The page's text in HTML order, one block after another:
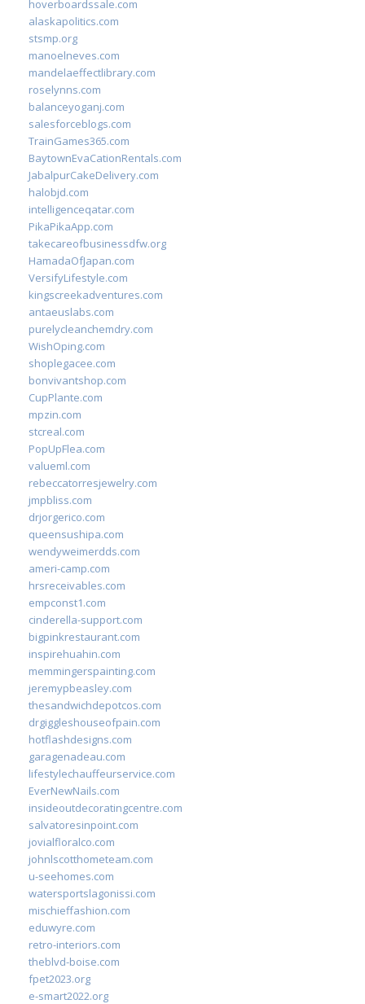
hoverboardssale.com
alaskapolitics.com
stsmp.org
manoelneves.com
mandelaeffectlibrary.com
roselynns.com
balanceyoganj.com
salesforceblogs.com
TrainGames365.com
BaytownEvaCationRentals.com
JabalpurCakeDelivery.com
halobjd.com
intelligenceqatar.com
PikaPikaApp.com
takecareofbusinessdfw.org
HamadaOfJapan.com
VersifyLifestyle.com
kingscreekadventures.com
antaeuslabs.com
purelycleanchemdry.com
WishOping.com
shoplegacee.com
bonvivantshop.com
CupPlante.com
mpzin.com
stcreal.com
PopUpFlea.com
valueml.com
rebeccatorresjewelry.com
jmpbliss.com
drjorgerico.com
queensushipa.com
wendyweimerdds.com
ameri-camp.com
hrsreceivables.com
empconst1.com
cinderella-support.com
bigpinkrestaurant.com
inspirehuahin.com
memmingerspainting.com
jeremypbeasley.com
thesandwichdepotcos.com
drgiggleshouseofpain.com
hotflashdesigns.com
garagenadeau.com
lifestylechauffeurservice.com
EverNewNails.com
insideoutdecoratingcentre.com
salvatoresinpoint.com
jovialfloralco.com
johnlscotthometeam.com
u-seehomes.com
watersportslagonissi.com
mischieffashion.com
eduwyre.com
retro-interiors.com
theblvd-boise.com
fpet2023.org
e-smart2022.org